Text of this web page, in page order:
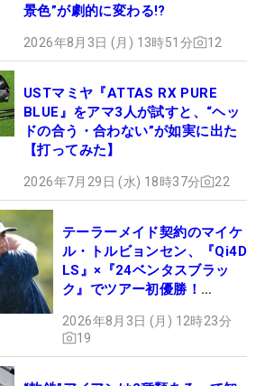
景色”が劇的に変わる!?
2026年8月3日 (月) 13時51分 12
USTマミヤ『ATTAS RX PURE
BLUE』をアマ3人が試すと、“ヘッ
ドの合う・合わない”が如実に出た
【打ってみた】
2026年7月29日 (水) 18時37分 22
テーラーメイド契約のマイケ
ル・トルビョンセン、『Qi4D
LS』×『24ベンタスブラッ
ク』でツアー初優勝！
2026年8月3日 (月) 12時23分
19